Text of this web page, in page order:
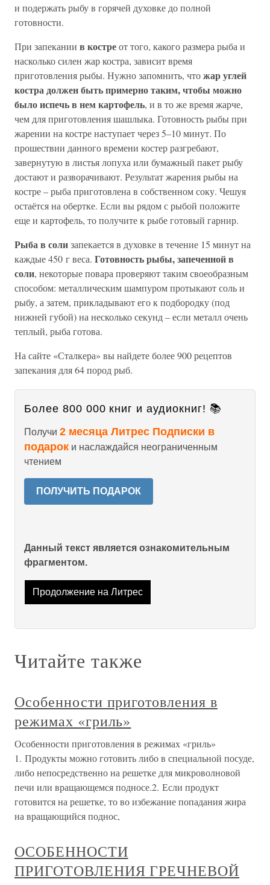
и подержать рыбу в горячей духовке до полной
готовности.
При запекании в костреот того, какого размера рыба и
насколько силен жар костра, зависит время
приготовления рыбы. Нужно запомнить, чтожар углей
костра должен быть примерно таким, чтобы можно
было испечь в нем картофель, и в то же время жарче,
чем для приготовления шашлыка. Готовность рыбы при
жарении на костре наступает через 5–10 минут. По
прошествии данного времени костер разгребают,
завернутую в листья лопуха или бумажный пакет рыбу
достают и разворачивают. Результат жарения рыбы на
костре – рыба приготовлена в собственном соку. Чешуя
остаётся на обертке. Если вы рядом с рыбой положите
еще и картофель, то получите к рыбе готовый гарнир.
Рыба в солизапекается в духовке в течение 15 минут на
каждые 450 г веса. Готовность рыбы, запеченной в
соли, некоторые повара проверяют таким своеобразным
способом: металлическим шампуром протыкают соль и
рыбу, а затем, прикладывают его к подбородку (под
нижней губой) на несколько секунд – если металл очень
теплый, рыба готова.
На сайте «Сталкера» вы найдете более 900 рецептов
запекания для 64 пород рыб.
Более 800 000 книг и аудиокниг! 📚
Получи 2 месяца Литрес Подписки в
подарок и наслаждайся неограниченным
чтением
ПОЛУЧИТЬ ПОДАРОК
Данный текст является ознакомительным
фрагментом.
Продолжение на Литрес
Читайте также
Особенности приготовления в
режимах «гриль»
Особенности приготовления в режимах «гриль»
1. Продукты можно готовить либо в специальной посуде,
либо непосредственно на решетке для микроволновой
печи или вращающемся подносе.2. Если продукт
готовится на решетке, то во избежание попадания жира
на вращающийся поднос,
ОСОБЕННОСТИ
ПРИГОТОВЛЕНИЯ ГРЕЧНЕВОЙ